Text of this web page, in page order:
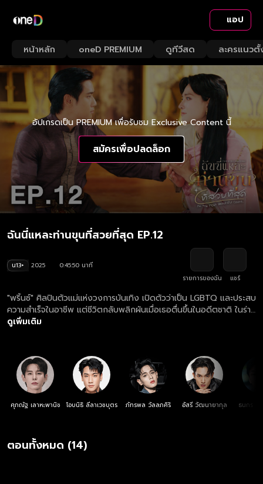
แอป
หน้าหลัก oneD PREMIUM ดูทีวีสด ละครแนวตั้
อัปเกรดเป็น PREMIUM เพื่อรับชม Exclusive Content นี้
สมัครเพื่อปลดล็อก
ฉันนี่แหละท่านขุนที่สวยที่สุด EP.12
น13+ 2025
0:45:50 นาที
รายการของฉัน
แชร์
"พริ้นซ์" ศิลปินตัวแม่แห่งวงการบันเทิง เปิดตัวว่าเป็น LGBTQ และประสบ
ความสำเร็จในอาชีพ แต่ชีวิตกลับพลิกผันเมื่อเธอตื่นขึ้นในอดีตชาติ ในร่าง
ของ "ขุนวรเดช" ชายหนุ่มที่ต้องปกปิดตัวตนเพราะรักเพศเดียวกันเป็น
ตนของวรเดชและคนรักลับ
ดูเพิ่มเติม
ศุภณัฐ เลาหะพานิช โอบนิธิ ลีลาเวชบุตร ภัทรพล วัลลภศิริ อัสรี วัฒนายากุล ธนกร เ
ตอนทั้งหมด (14)